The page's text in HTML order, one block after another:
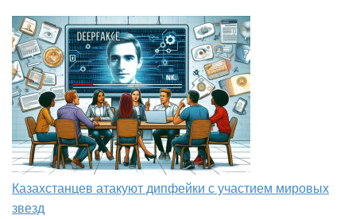
Казахстанцев атакуют дипфейки с участием мировых
звезд